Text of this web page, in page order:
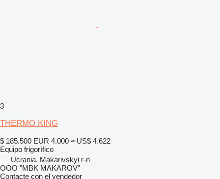
3
THERMO KING
$ 185.500 EUR 4.000 ≈ US$ 4.622
Equipo frigorífico
Ucrania, Makarivskyi r-n
OOO "MBK MAKAROV"
Contacte con el vendedor